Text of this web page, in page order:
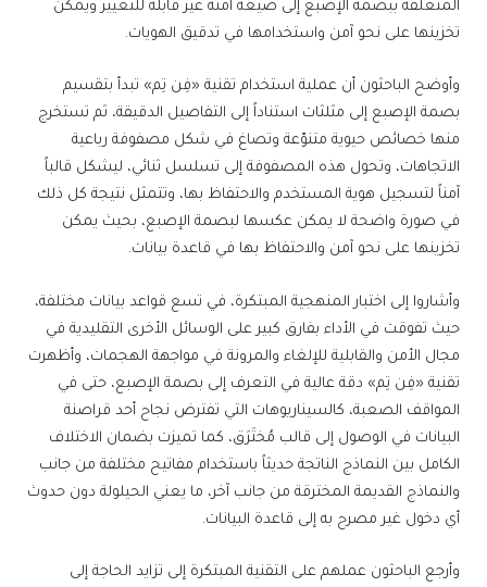
المتعلقة ببصمة الإصبع إلى صيغة آمنة غير قابلة للتغيير ويمكن
تخزينها على نحو آمن واستخدامها في تدقيق الهويات.
وأوضح الباحثون أن عملية استخدام تقنية «فِن تِم» تبدأ بتقسيم
بصمة الإصبع إلى مثلثات استناداً إلى التفاصيل الدقيقة، ثم تستخرج
منها خصائص حيوية متنوّعة وتصاغ في شكل مصفوفة رباعية
الاتجاهات، وتحول هذه المصفوفة إلى تسلسل ثنائي، ليشكل قالباً
آمناً لتسجيل هوية المستخدم والاحتفاظ بها، وتتمثل نتيجة كل ذلك
في صورة واضحة لا يمكن عكسها لبصمة الإصبع، بحيث يمكن
تخزينها على نحو آمن والاحتفاظ بها في قاعدة بيانات.
وأشاروا إلى اختبار المنهجية المبتكرة، في تسع قواعد بيانات مختلفة،
حيث تفوقت في الأداء بفارق كبير على الوسائل الأخرى التقليدية في
مجال الأمن والقابلية للإلغاء والمرونة في مواجهة الهجمات، وأظهرت
تقنية «فِن تِم» دقة عالية في التعرف إلى بصمة الإصبع، حتى في
المواقف الصعبة، كالسيناريوهات التي تفترض نجاح أحد قراصنة
البيانات في الوصول إلى قالب مُختَرَق، كما تميزت بضمان الاختلاف
الكامل بين النماذج الناتجة حديثاً باستخدام مفاتيح مختلفة من جانب
والنماذج القديمة المخترقة من جانب آخر، ما يعني الحيلولة دون حدوث
أي دخول غير مصرح به إلى قاعدة البيانات.
وأرجع الباحثون عملهم على التقنية المبتكرة إلى تزايد الحاجة إلى